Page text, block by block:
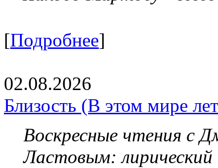
[Подробнее]
02.08.2026
Близость (В этом мире
Воскресные чтения с
Ластовым: